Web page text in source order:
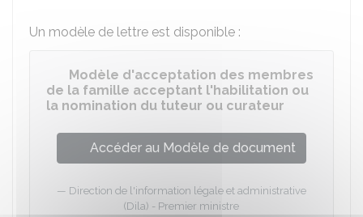
Un modèle de lettre est disponible :
Modèle d'acceptation des membres
de la famille acceptant l'habilitation ou
la nomination du tuteur ou curateur
Accéder au Modèle de document
Direction de l'information légale et administrative
(Dila) - Premier ministre